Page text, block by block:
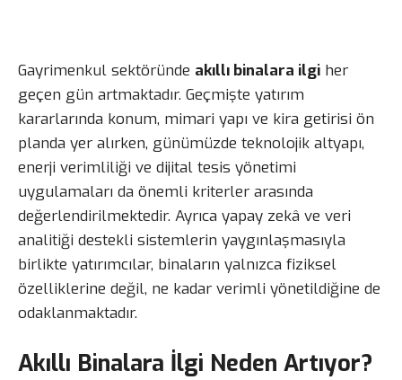
Gayrimenkul sektöründe akıllı binalara ilgi her
geçen gün artmaktadır. Geçmişte yatırım
kararlarında konum, mimari yapı ve kira getirisi ön
planda yer alırken, günümüzde teknolojik altyapı,
enerji verimliliği ve dijital tesis yönetimi
uygulamaları da önemli kriterler arasında
değerlendirilmektedir. Ayrıca yapay zekâ ve veri
analitiği destekli sistemlerin yaygınlaşmasıyla
birlikte yatırımcılar, binaların yalnızca fiziksel
özelliklerine değil, ne kadar verimli yönetildiğine de
odaklanmaktadır.
Akıllı Binalara İlgi Neden Artıyor?